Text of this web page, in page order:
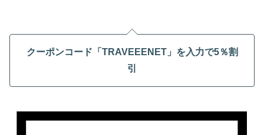
クーポンコード「TRAVEEENET」を入力で5％割
引